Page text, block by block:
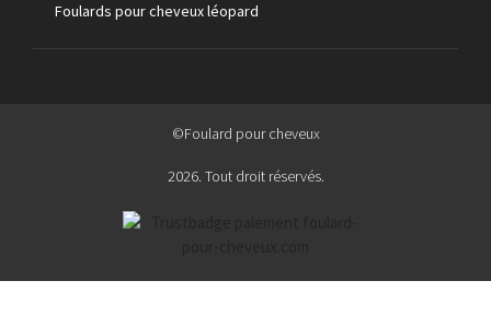
Foulards pour cheveux léopard
©Foulard pour cheveux
2026. Tout droit réservés.